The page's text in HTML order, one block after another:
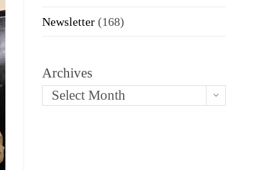
Newsletter (168)
Archives
Select Month